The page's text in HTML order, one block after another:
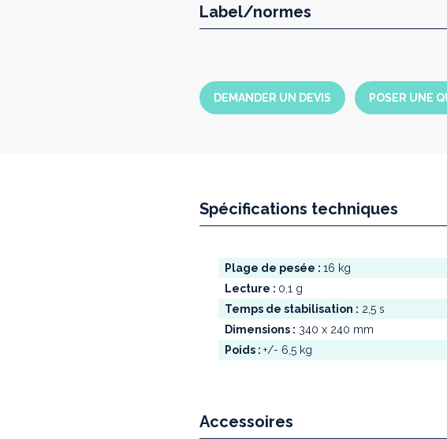
Label/normes
DEMANDER UN DEVIS POSER UNE
Spécifications techniques
Plage de pesée : 16 kg
Lecture : 0,1 g
Temps de stabilisation : 2,5 s
Dimensions : 340 x 240 mm
Poids : +/- 6,5 kg
Accessoires